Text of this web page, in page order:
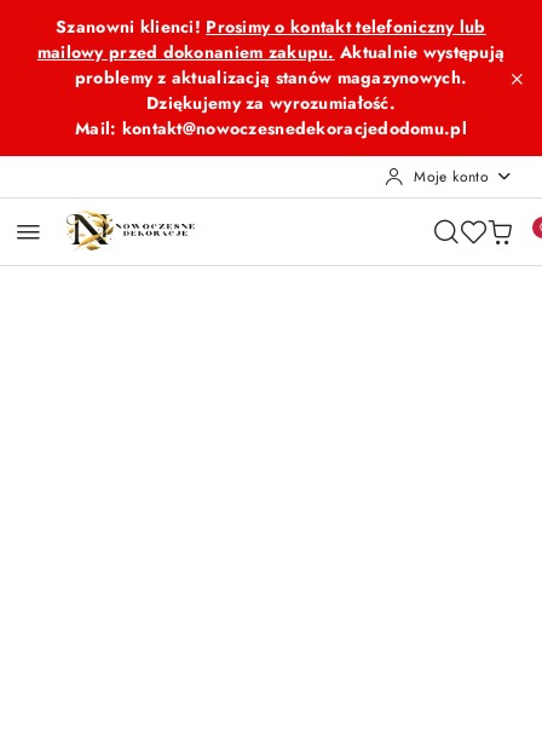
Przejdź do treści głównej
Przejdź do wyszukiwarki
Przejdź do moje konto
Przejdź do menu głównego
Przejdź do opisu produktu
Przejdź do stopki
Szanowni klienci! Prosimy o kontakt telefoniczny lub
mailowy przed dokonaniem zakupu. Aktualnie występują
problemy z aktualizacją stanów magazynowych.
Dziękujemy za wyrozumiałość.
Mail: kontakt@nowoczesnedekoracjedodomu.pl
Moje konto